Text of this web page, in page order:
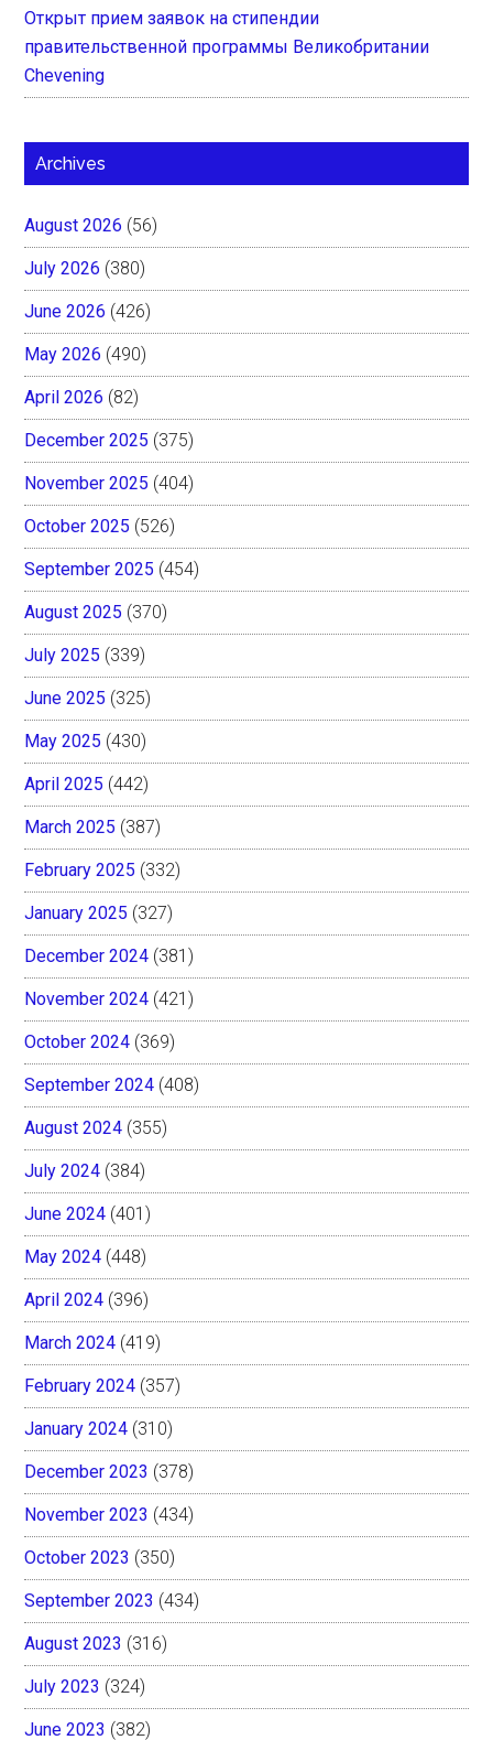
Открыт прием заявок на стипендии
правительственной программы Великобритании
Chevening
Archives
August 2026 (56)
July 2026 (380)
June 2026 (426)
May 2026 (490)
April 2026 (82)
December 2025 (375)
November 2025 (404)
October 2025 (526)
September 2025 (454)
August 2025 (370)
July 2025 (339)
June 2025 (325)
May 2025 (430)
April 2025 (442)
March 2025 (387)
February 2025 (332)
January 2025 (327)
December 2024 (381)
November 2024 (421)
October 2024 (369)
September 2024 (408)
August 2024 (355)
July 2024 (384)
June 2024 (401)
May 2024 (448)
April 2024 (396)
March 2024 (419)
February 2024 (357)
January 2024 (310)
December 2023 (378)
November 2023 (434)
October 2023 (350)
September 2023 (434)
August 2023 (316)
July 2023 (324)
June 2023 (382)